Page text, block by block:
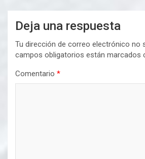
Deja una respuesta
Tu dirección de correo electrónico no
campos obligatorios están marcados
Comentario *